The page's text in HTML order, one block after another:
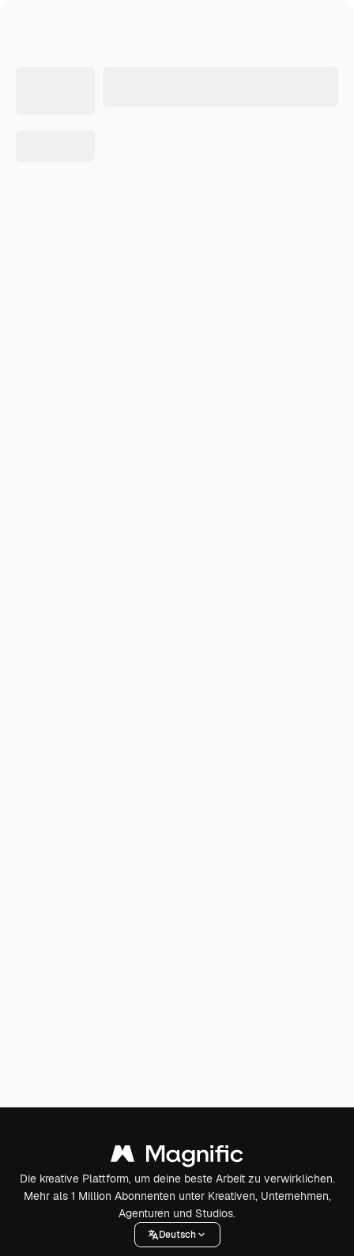
Die kreative Plattform, um deine beste Arbeit zu verwirklichen.
Mehr als 1 Million Abonnenten unter Kreativen, Unternehmen,
Agenturen und Studios.
Deutsch